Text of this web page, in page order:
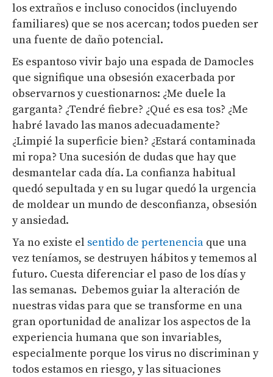
los extraños e incluso conocidos (incluyendo
familiares) que se nos acercan; todos pueden ser
una fuente de daño potencial.
Es espantoso vivir bajo una espada de Damocles
que signifique una obsesión exacerbada por
observarnos y cuestionarnos: ¿Me duele la
garganta? ¿Tendré fiebre? ¿Qué es esa tos? ¿Me
habré lavado las manos adecuadamente?
¿Limpié la superficie bien? ¿Estará contaminada
mi ropa? Una sucesión de dudas que hay que
desmantelar cada día. La confianza habitual
quedó sepultada y en su lugar quedó la urgencia
de moldear un mundo de desconfianza, obsesión
y ansiedad.
Ya no existe el sentido de pertenencia que una
vez teníamos, se destruyen hábitos y tememos al
futuro. Cuesta diferenciar el paso de los días y
las semanas. Debemos guiar la alteración de
nuestras vidas para que se transforme en una
gran oportunidad de analizar los aspectos de la
experiencia humana que son invariables,
especialmente porque los virus no discriminan y
todos estamos en riesgo, y las situaciones